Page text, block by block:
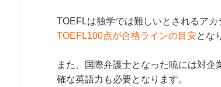
TOEFLは独学では難しいとされるア
TOEFL100点が合格ラインの目安とな
また、国際弁護士となった暁には対
確な英語力も必要となります。